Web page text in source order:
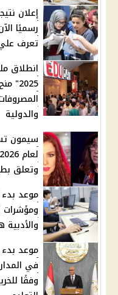
رسميًا
تعرف
انطلاق
والدولية
سيمون
وتعلق
ومؤشرات
والأدبية
في
وفقًا